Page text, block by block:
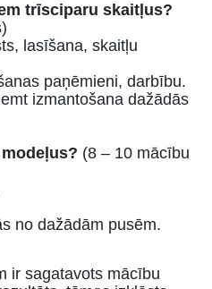
trīsciparu skaitļus?
lasīšana, skaitļu
paņēmieni, darbību.
izmantošana dažādās
(8 – 10 mācību
no dažādām pusēm.
ir sagatavots mācību